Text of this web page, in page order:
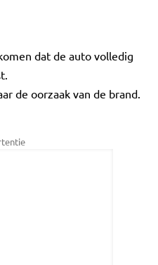
dat de auto volledig
de oorzaak van de brand.